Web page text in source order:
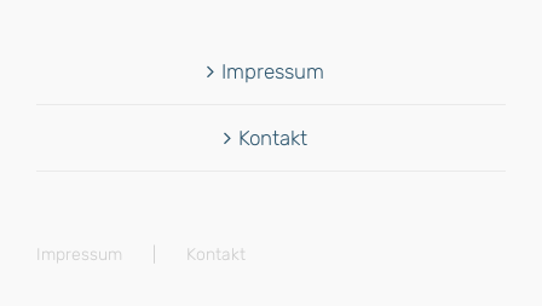
Impressum
Kontakt
Impressum Kontakt